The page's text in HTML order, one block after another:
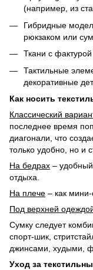
(например, из
Гибридные
рюкзаком или
Ткани с
Тактильные
декоративные
Как носить
Классический
последнее время
диагонали, что
только удобно, но и
На бедрах –
отдыха.
На плече – как мини-
Под верхней
Сумку следует
спорт-шик,
джинсами, худыми,
Уход за